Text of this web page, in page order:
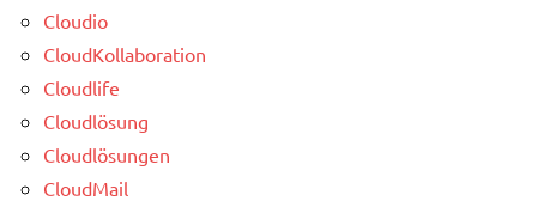
Cloudio
CloudKollaboration
Cloudlife
Cloudlösung
Cloudlösungen
CloudMail